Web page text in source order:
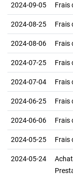
2024-09-05 Frais
2024-08-25 Frais
2024-08-06 Frais
2024-07-25 Frais
2024-07-04 Frais
2024-06-25 Frais
2024-06-06 Frais
2024-05-25 Frais
2024-05-24